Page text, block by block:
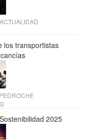
los transportistas
2025